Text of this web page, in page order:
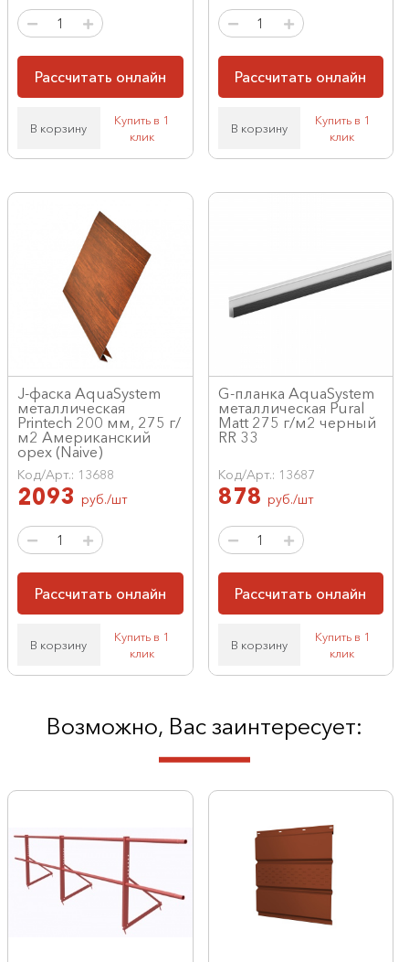
Рассчитать онлайн
В корзину
Купить в 1
клик
Рассчитать онлайн
В корзину
Купить в 1
клик
J-фаска AquaSystem
металлическая
Printech 200 мм, 275 г/
м2 Американский
орех (Naive)
Код/Арт.: 13688
2093 руб./шт
Рассчитать онлайн
В корзину
Купить в 1
клик
G-планка AquaSystem
металлическая Pural
Matt 275 г/м2 черный
RR 33
Код/Арт.: 13687
878 руб./шт
Рассчитать онлайн
В корзину
Купить в 1
клик
Возможно, Вас заинтересует: